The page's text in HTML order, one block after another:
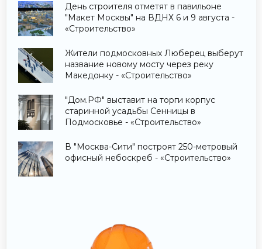
День строителя отметят в павильоне
"Макет Москвы" на ВДНХ 6 и 9 августа -
«Строительство»
Жители подмосковных Люберец выберут
название новому мосту через реку
Македонку - «Строительство»
"Дом.РФ" выставит на торги корпус
старинной усадьбы Сенницы в
Подмосковье - «Строительство»
В "Москва-Сити" построят 250-метровый
офисный небоскреб - «Строительство»